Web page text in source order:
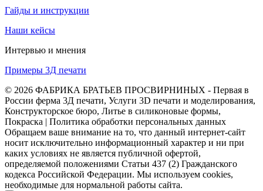
Гайды и инструкции
Наши кейсы
Интервью и мнения
Примеры 3Д печати
© 2026 ФАБРИКА БРАТЬЕВ ПРОСВИРНИНЫХ - Первая в
России ферма 3Д печати, Услуги 3D печати и моделирования,
Конструкторское бюро, Литье в силиконовые формы,
Покраска | Политика обработки персональных данных
Обращаем ваше внимание на то, что данный интернет-сайт
носит исключительно информационный характер и ни при
каких условиях не является публичной офертой,
определяемой положениями Статьи 437 (2) Гражданского
кодекса Российской Федерации. Мы используем cookies,
необходимые для нормальной работы сайта.